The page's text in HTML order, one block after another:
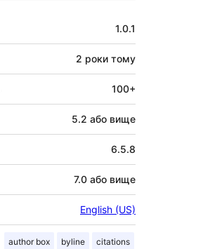
1.0.1
2 роки тому
100+
5.2 або вище
6.5.8
7.0 або вище
English (US)
author box byline citations